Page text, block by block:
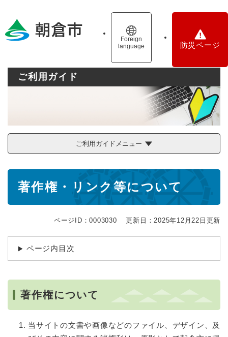
の
Foreign
language
防災ページ
ご利用ガイド
ご利用ガイドメニュー
著作権・リンク等について
ページID：0003030 更新日：2025年12月22日更新
ページ内目次
著作権について
当サイトの文書や画像などのファイル、デザイン、及